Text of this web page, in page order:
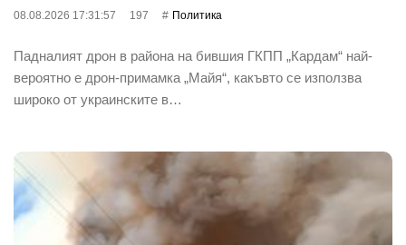
08.08.2026 17:31:57 197 Политика
Падналият дрон в района на бившия ГКПП „Кардам“ най-
вероятно е дрон-примамка „Майя“, какъвто се използва
широко от украинските в…